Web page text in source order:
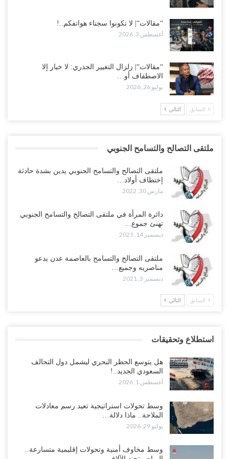
“مقالات“| لا تكونوا سجناء هواتفكم..!
أغسطس 3, 2026
“مقالات“| زلزال التغيير الجذري: لا خيار إلا
الاصطفاف أو…
يوليو 26, 2026
السابق التالي
ملتقى التصالح والتسامح الجنوبي
ملتقى التصالح والتسامح الجنوبي يدين بشدة حادثة
إختطاف أولاد…
مارس 30, 2022
دائرة المرأة في ملتقى التصالح والتسامح الجنوبي
تهنئ جموع…
ديسمبر 14, 2021
ملتقى التصالح والتسامح بالعاصمة عدن يدعو
مناصريه وجميع…
ديسمبر 3, 2021
السابق التالي
استطلاع وتحقيقات
هل يتوسع الحظر البحري ليشمل دول التحالف
السعودي الجديد..!
أغسطس 1, 2026
وسط تحولات استراتيجية تعيد رسم معادلات
الملاحة.. ماذا دلالة…
يوليو 29, 2026
وسط مخاوف أمنية وتحولات إقليمية متسارعة..